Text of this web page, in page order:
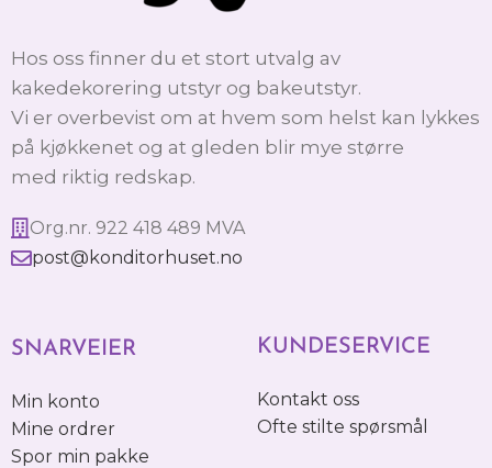
Hos oss finner du et stort utvalg av
kakedekorering utstyr og bakeutstyr.
Vi er overbevist om at hvem som helst kan lykkes
på kjøkkenet og at gleden blir mye større
med riktig redskap.
Org.nr. 922 418 489 MVA
post@konditorhuset.no
SNARVEIER
Min konto
Mine ordrer
Spor min pakke
KUNDESERVICE
Kontakt oss
Ofte stilte spørsmål